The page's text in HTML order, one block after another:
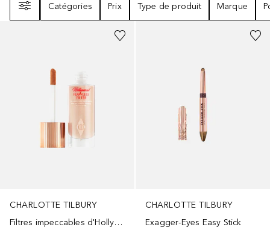
Catégories
Prix Type de produit Marque
CHARLOTTE TILBURY
Filtres impeccables d'Hollywood
+
CHARLOTTE TILBURY
Exagger-Eyes Easy Stick
+ 9